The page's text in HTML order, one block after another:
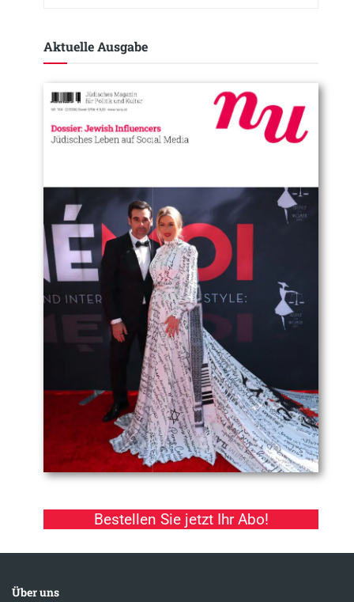
Aktuelle Ausgabe​
Bestellen Sie jetzt Ihr Abo!
Über uns